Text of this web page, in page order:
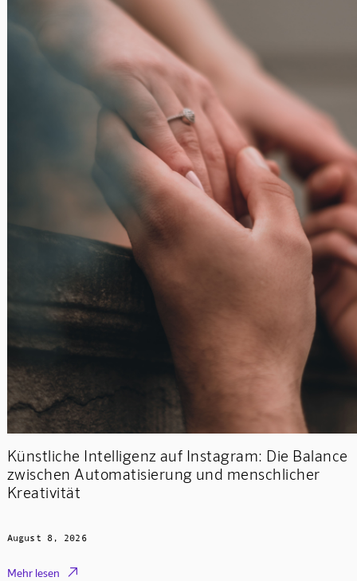
Künstliche Intelligenz auf Instagram: Die Balance
zwischen Automatisierung und menschlicher
Kreativität
August 8, 2026
Mehr lesen 